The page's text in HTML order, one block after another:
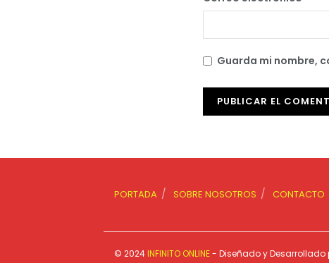
Guarda mi nombre,
PORTADA SOBRE NOSOTROS CONTACTO
© 2024INFINITO ONLINE- Diseñado y Desarrollado